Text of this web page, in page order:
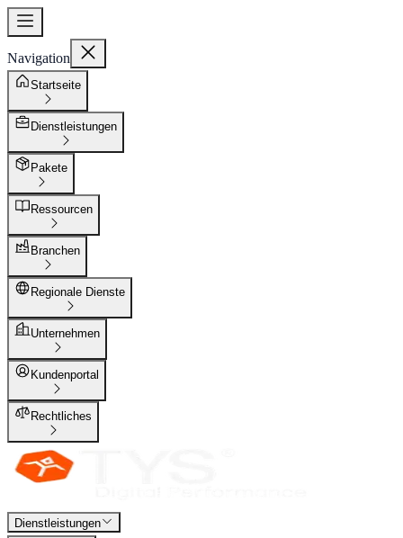
Navigation
Startseite
Dienstleistungen
Pakete
Ressourcen
Branchen
Regionale Dienste
Unternehmen
Kundenportal
Rechtliches
Dienstleistungen